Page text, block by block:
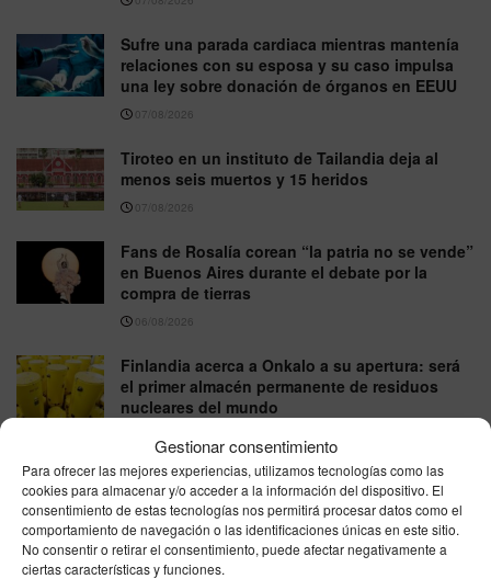
Gestionar consentimiento
Para ofrecer las mejores experiencias, utilizamos tecnologías como las
cookies para almacenar y/o acceder a la información del dispositivo. El
consentimiento de estas tecnologías nos permitirá procesar datos como el
comportamiento de navegación o las identificaciones únicas en este sitio.
No consentir o retirar el consentimiento, puede afectar negativamente a
ciertas características y funciones.
Sufre una parada cardiaca mientras mantenía
relaciones con su esposa y su caso impulsa
una ley sobre donación de órganos en EEUU
07/08/2026
Tiroteo en un instituto de Tailandia deja al
menos seis muertos y 15 heridos
07/08/2026
Fans de Rosalía corean “la patria no se vende”
en Buenos Aires durante el debate por la
compra de tierras
06/08/2026
Finlandia acerca a Onkalo a su apertura: será
el primer almacén permanente de residuos
nucleares del mundo
Alemania investiga el hallazgo de un dron en
el aeropuerto de Leipzig tras el choque de un
avión con un objeto
05/08/2026